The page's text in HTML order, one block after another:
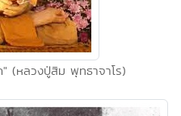
" (หลวงปู่สิม พุทธาจาโร)